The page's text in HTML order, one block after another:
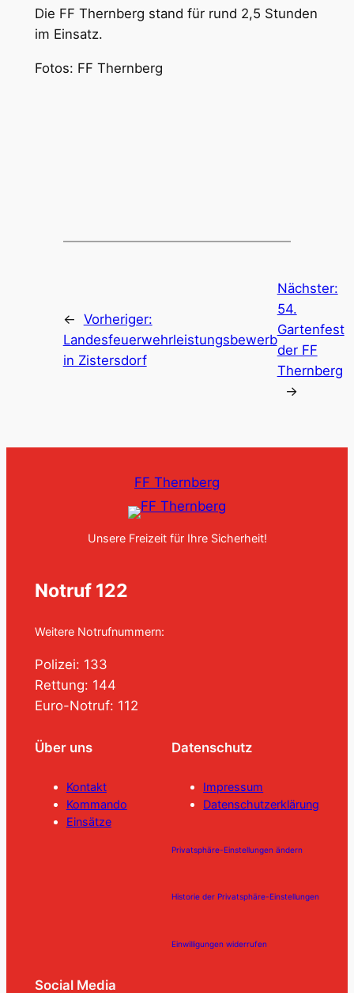
Die FF Thernberg stand für rund 2,5 Stunden
im Einsatz.
Fotos: FF Thernberg
← Vorheriger:
Landesfeuerwehrleistungsbewerb
in Zistersdorf
Nächster:
54.
Gartenfest
der FF
Thernberg
→
FF Thernberg
Unsere Freizeit für Ihre Sicherheit!
Notruf 122
Weitere Notrufnummern:
Polizei: 133
Rettung: 144
Euro-Notruf: 112
Über uns
Kontakt
Kommando
Einsätze
Datenschutz
Impressum
Datenschutzerklärung
Privatsphäre-Einstellungen ändern
Historie der Privatsphäre-Einstellungen
Einwilligungen widerrufen
Social Media